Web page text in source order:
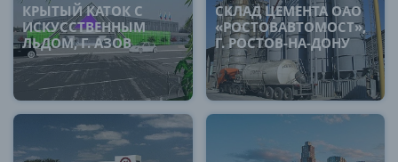
КРЫТЫЙ КАТОК С
ИСКУССТВЕННЫМ
ЛЬДОМ, Г. АЗОВ
СКЛАД ЦЕМЕНТА ОАО
«РОСТОВАВТОМОСТ»,
Г. РОСТОВ-НА-ДОНУ